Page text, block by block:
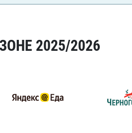
2025/2026